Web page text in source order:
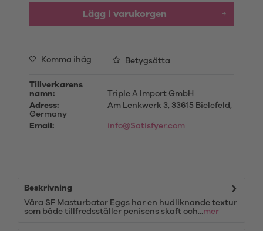
Lägg i varukorgen
Komma ihåg Betygsätta
Tillverkarens
namn:
Triple A Import GmbH
Adress:
Am Lenkwerk 3, 33615 Bielefeld,
Germany
Email:
info@Satisfyer.com
Beskrivning
Våra SF Masturbator Eggs har en hudliknande textur
som både tillfredsställer penisens skaft och...mer